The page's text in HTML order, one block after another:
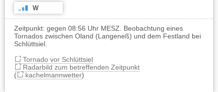
W
Zeitpunkt: gegen 08:56 Uhr MESZ. Beobachtung eines
Tornados zwischen Oland (Langeneß) und dem Festland bei
Schlüttsiel.
Tornado vor Schlüttsiel
Radarbild zum betreffenden Zeitpunkt
(
kachelmannwetter)